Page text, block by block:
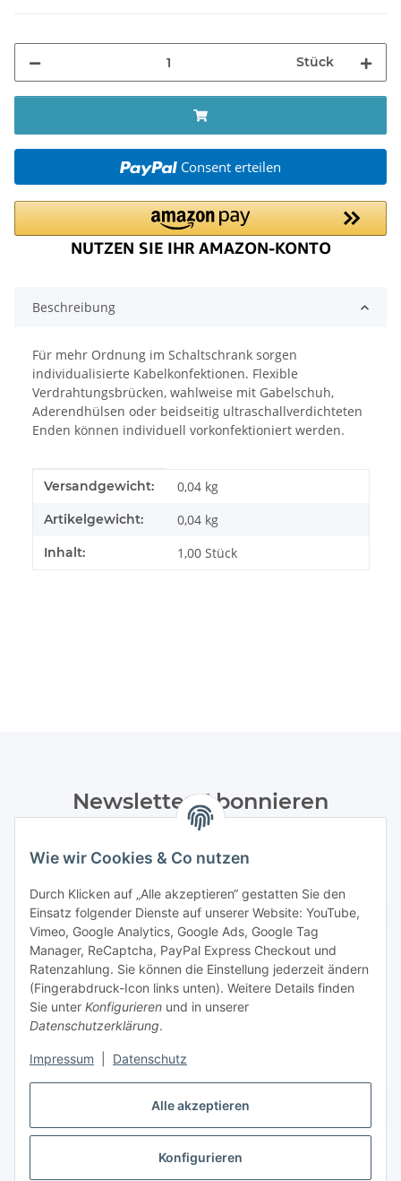
Alle akzeptieren
Konfigurieren
Wie wir Cookies & Co nutzen
Durch Klicken auf „Alle akzeptieren“ gestatten Sie den
Einsatz folgender Dienste auf unserer Website: YouTube,
Vimeo, Google Analytics, Google Ads, Google Tag
Manager, ReCaptcha, PayPal Express Checkout und
Ratenzahlung. Sie können die Einstellung jederzeit ändern
(Fingerabdruck-Icon links unten). Weitere Details finden
Sie unter Konfigurieren und in unserer
Datenschutzerklärung.
Impressum Datenschutz
Stück
Consent erteilen
Beschreibung
Für mehr Ordnung im Schaltschrank sorgen
individualisierte Kabelkonfektionen. Flexible
Verdrahtungsbrücken, wahlweise mit Gabelschuh,
Aderendhülsen oder beidseitig ultraschallverdichteten
Enden können individuell vorkonfektioniert werden.
Produkteigenschaft
Wert
Versandgewicht: 0,04 kg
Artikelgewicht: 0,04 kg
Inhalt: 1,00 Stück
Newsletter Abonnieren
Datenschutzerklärungregelmäßig und jederzeit widerruflich
Abonnieren
Informationen
Gesetzliche Informationen
Vertrag widerrufen